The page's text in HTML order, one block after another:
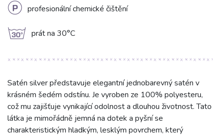
L profesionální chemické čištění
g prát na 30°C
Satén silver představuje elegantní jednobarevný satén v
krásném šedém odstínu. Je vyroben ze 100% polyesteru,
což mu zajišťuje vynikající odolnost a dlouhou životnost. Tato
látka je mimořádně jemná na dotek a pyšní se
charakteristickým hladkým, lesklým povrchem, který